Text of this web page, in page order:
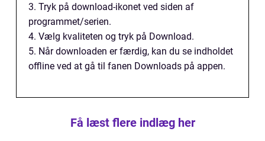
3. Tryk på download-ikonet ved siden af
programmet/serien.
4. Vælg kvaliteten og tryk på Download.
5. Når downloaden er færdig, kan du se indholdet
offline ved at gå til fanen Downloads på appen.
Få læst flere indlæg her